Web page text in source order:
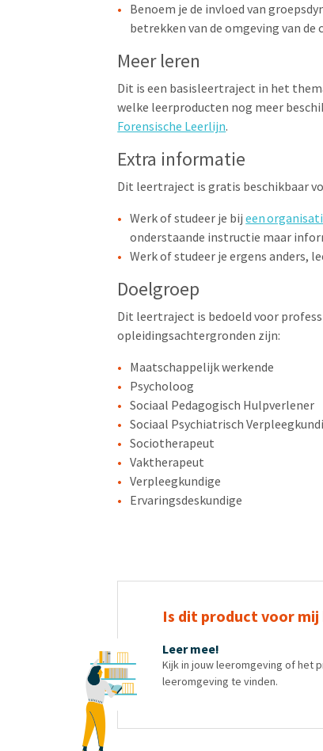
Benoem je de invloed van
betrekken van de omgeving van de
Meer leren
Dit is een basisleertraject in het
welke leerproducten nog meer
Forensische Leerlijn.
Extra informatie
Dit leertraject is gratis beschikbaar
Werk of studeer je bijeen
onderstaande instructie maar
Werk of studeer je ergens anders,
Doelgroep
Dit leertraject is bedoeld voor
opleidingsachtergronden zijn:
Maatschappelijk werkende
Psycholoog
Sociaal Pedagogisch Hulpverlener
Sociaal Psychiatrisch
Sociotherapeut
Vaktherapeut
Verpleegkundige
Ervaringsdeskundige
Is dit product voor mij
Leer mee!
Kijk in jouw leeromgeving of het
leeromgeving te vinden.